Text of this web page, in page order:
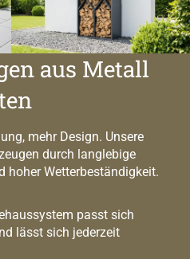
aus Metall
mehr Design. Unsere
durch langlebige
hoher Wetterbeständigkeit.
passt sich
lässt sich jederzeit